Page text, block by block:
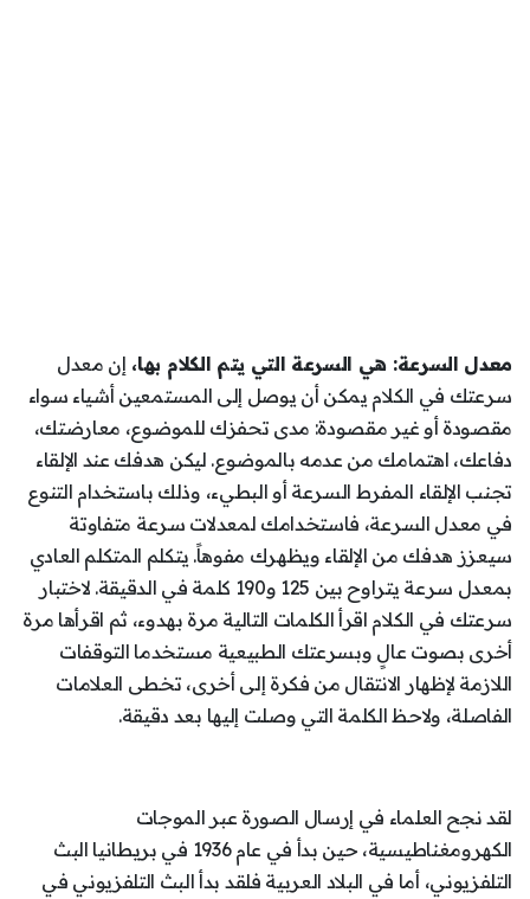
معدل السرعة: هي السرعة التي يتم الكلام بها، إن معدل
سرعتك في الكلام يمكن أن يوصل إلى المستمعين أشياء سواء
مقصودة أو غير مقصودة: مدى تحفزك للموضوع، معارضتك،
دفاعك، اهتمامك من عدمه بالموضوع. ليكن هدفك عند الإلقاء
تجنب الإلقاء المفرط السرعة أو البطيء، وذلك باستخدام التنوع
في معدل السرعة، فاستخدامك لمعدلات سرعة متفاوتة
سيعزز هدفك من الإلقاء ويظهرك مفوهاً. يتكلم المتكلم العادي
بمعدل سرعة يتراوح بين 125 و190 كلمة في الدقيقة. لاختبار
سرعتك في الكلام اقرأ الكلمات التالية مرة بهدوء، ثم اقرأها مرة
أخرى بصوت عالٍ وبسرعتك الطبيعية مستخدما التوقفات
اللازمة لإظهار الانتقال من فكرة إلى أخرى، تخطى العلامات
الفاصلة، ولاحظ الكلمة التي وصلت إليها بعد دقيقة.
لقد نجح العلماء في إرسال الصورة عبر الموجات
الكهرومغناطيسية، حين بدأ في عام 1936 في بريطانيا البث
التلفزيوني، أما في البلاد العربية فلقد بدأ البث التلفزيوني في